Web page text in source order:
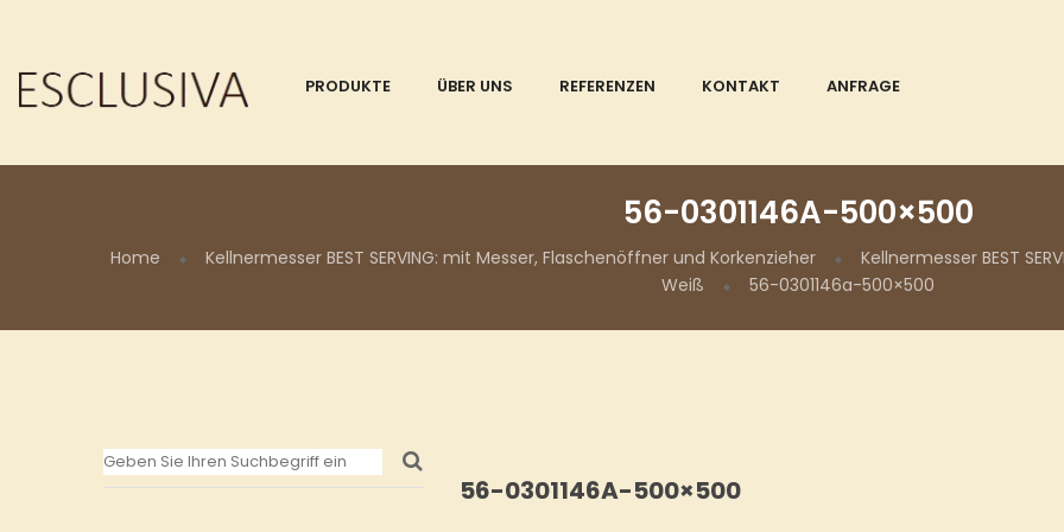
PRODUKTE ÜBER UNS REFERENZEN KONTAKT ANFRAGE
56-0301146A-500×500
Home Kellnermesser BEST SERVING: mit Messer, Flaschenöffner und Korkenzieher
Kellnermesser BEST
Weiß
56-0301146a-500×500
56-0301146A-500×500